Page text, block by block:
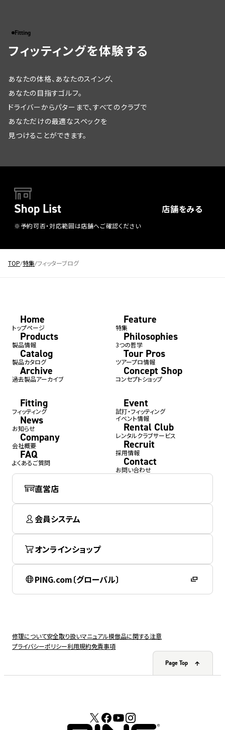
TOP 特集 フィッターブログ
Fitting
フィッティングを体験する
あなたの体格、あなたのスイング、
あなたの目指すゴルフ。
ドライバーからパターまで、すべてのクラブで
あなただけの最適なスペックを
見つけることができます。
Shop List 店舗をみる
※予約可否・対応範囲は店舗へご確認ください
Home
トップページ
Products
製品情報
Catalog
製品カタログ
Archive
過去製品アーカイブ
Feature
特集
Philosophies
3つの哲学
Tour Pros
ツアープロ情報
Concept Shop
コンセプトショップ
Fitting
フィッティング
News
お知らせ
Company
会社概要
FAQ
よくあるご質問
Event
試打・フィッティング
イベント情報
Rental Club
レンタルクラブサービス
Recruit
採用情報
Contact
お問い合わせ
直営店
会員システム
オンラインショップ
PING.com〔グローバル〕
修理について安全取り扱いマニュアル模倣品に関する注意
プライバシーポリシー利用規約免責事項
Page Top